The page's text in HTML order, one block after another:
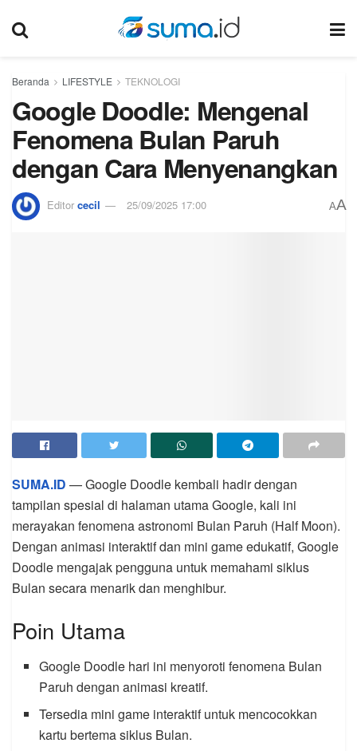
Beranda LIFESTYLE TEKNOLOGI
Google Doodle: Mengenal
Fenomena Bulan Paruh
dengan Cara Menyenangkan
Editor cecil 25/09/2025 17:00 AA
SUMA.ID — Google Doodle kembali hadir dengan
tampilan spesial di halaman utama Google, kali ini
merayakan fenomena astronomi Bulan Paruh (Half Moon).
Dengan animasi interaktif dan mini game edukatif, Google
Doodle mengajak pengguna untuk memahami siklus
Bulan secara menarik dan menghibur.
Poin Utama
Google Doodle hari ini menyoroti fenomena Bulan
Paruh dengan animasi kreatif.
Tersedia mini game interaktif untuk mencocokkan
kartu bertema siklus Bulan.